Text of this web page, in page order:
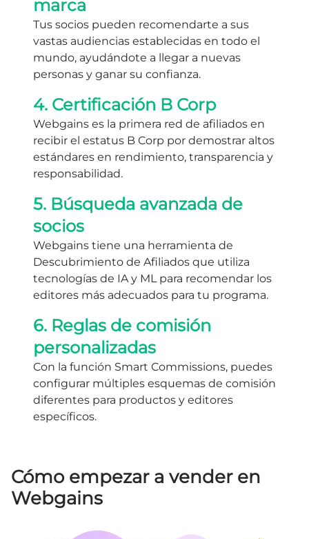
marca
Tus socios pueden recomendarte a sus
vastas audiencias establecidas en todo el
mundo, ayudándote a llegar a nuevas
personas y ganar su confianza.
4. Certificación B Corp
Webgains es la primera red de afiliados en
recibir el estatus B Corp por demostrar altos
estándares en rendimiento, transparencia y
responsabilidad.
5. Búsqueda avanzada de
socios
Webgains tiene una herramienta de
Descubrimiento de Afiliados que utiliza
tecnologías de IA y ML para recomendar los
editores más adecuados para tu programa.
6. Reglas de comisión
personalizadas
Con la función Smart Commissions, puedes
configurar múltiples esquemas de comisión
diferentes para productos y editores
específicos.
Cómo empezar a vender en
Webgains